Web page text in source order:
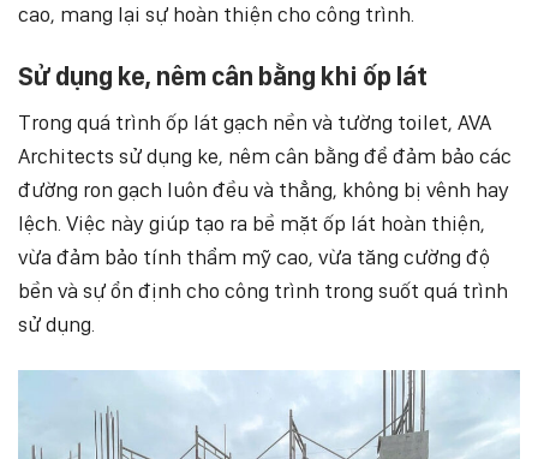
cao, mang lại sự hoàn thiện cho công trình.
Sử dụng ke, nêm cân bằng khi ốp lát
Trong quá trình ốp lát gạch nền và tường toilet, AVA
Architects sử dụng ke, nêm cân bằng để đảm bảo các
đường ron gạch luôn đều và thẳng, không bị vênh hay
lệch. Việc này giúp tạo ra bề mặt ốp lát hoàn thiện,
vừa đảm bảo tính thẩm mỹ cao, vừa tăng cường độ
bền và sự ổn định cho công trình trong suốt quá trình
sử dụng.